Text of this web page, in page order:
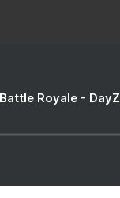
Royale - DayZ